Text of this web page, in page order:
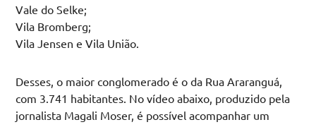
Vale do Selke;
Vila Bromberg;
Vila Jensen e Vila União.
Desses, o maior conglomerado é o da Rua Araranguá,
com 3.741 habitantes. No vídeo abaixo, produzido pela
jornalista Magali Moser, é possível acompanhar um